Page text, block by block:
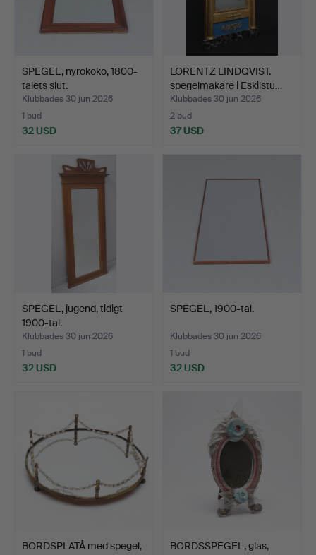
SPEGEL, nyrokoko, 1800-
talets slut.
Klubbades 30 jun 2026
1 bud
32 USD
LORENTZ LINDQVIST.
spegelmakare i Eskilstu…
Klubbades 30 jun 2026
2 bud
37 USD
SPEGEL, jugend, tidigt
1900-tal.
Klubbades 30 jun 2026
1 bud
32 USD
SPEGEL, 1900-tal.
Klubbades 30 jun 2026
1 bud
32 USD
BORDSPLATÅ med spegel,
BORDSSPEGEL, glas,